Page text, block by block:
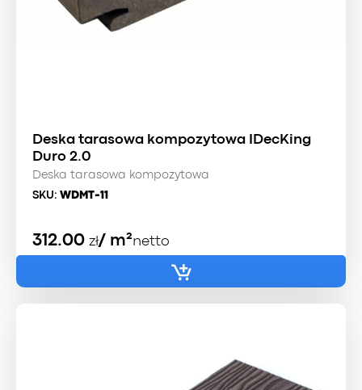
Deska tarasowa kompozytowa IDecKing
Duro 2.0
Deska tarasowa kompozytowa
SKU: WDMT-11
312.00 zł/ m²netto